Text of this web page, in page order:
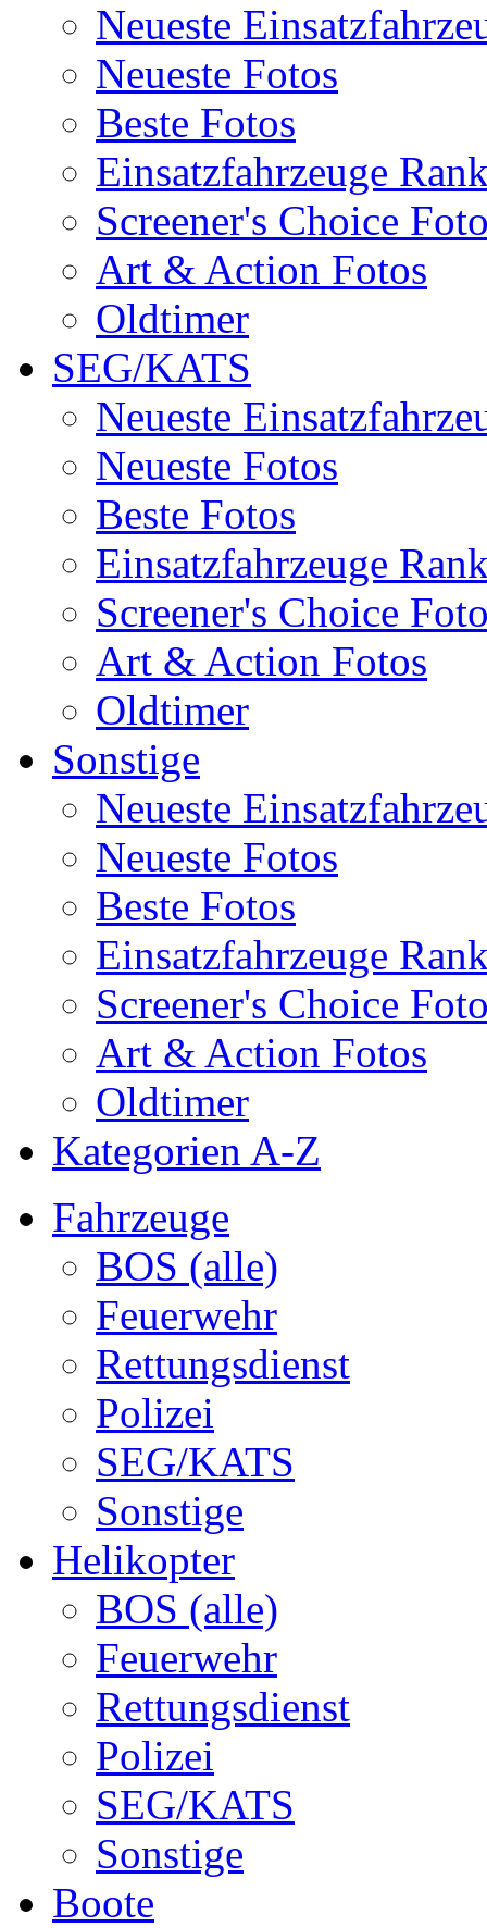
Neueste
Neueste Fotos
Beste Fotos
Einsatzfahrzeuge
Screener's Choice
Art & Action Fotos
Oldtimer
SEG/KATS
Neueste
Neueste Fotos
Beste Fotos
Einsatzfahrzeuge
Screener's Choice
Art & Action Fotos
Oldtimer
Sonstige
Neueste
Neueste Fotos
Beste Fotos
Einsatzfahrzeuge
Screener's Choice
Art & Action Fotos
Oldtimer
Kategorien A-Z
Fahrzeuge
BOS (alle)
Feuerwehr
Rettungsdienst
Polizei
SEG/KATS
Sonstige
Helikopter
BOS (alle)
Feuerwehr
Rettungsdienst
Polizei
SEG/KATS
Sonstige
Boote